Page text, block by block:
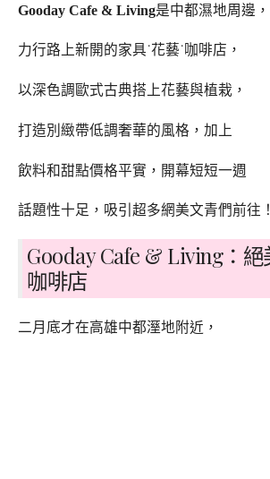
Gooday Cafe & Living是中都濕地周邊，
力行路上新開的家具˙花藝˙咖啡店，
以深色調歐式古典搭上花藝與植栽，
打造別緻帶低調奢華的風格，加上
飲料和甜點價格平實，開幕短短一週
話題性十足，吸引超多網美文青們前往！
Gooday Cafe & Living：絕
咖啡店
二月底才在高雄中都溼地附近，